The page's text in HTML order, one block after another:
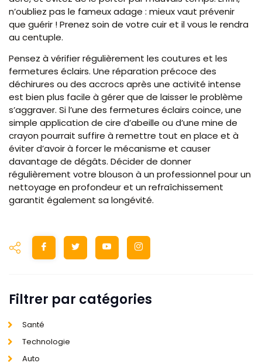
n’oubliez pas le fameux adage : mieux vaut prévenir
que guérir ! Prenez soin de votre cuir et il vous le rendra
au centuple.
Pensez à vérifier régulièrement les coutures et les
fermetures éclairs. Une réparation précoce des
déchirures ou des accrocs après une activité intense
est bien plus facile à gérer que de laisser le problème
s’aggraver. Si l’une des fermetures éclairs coince, une
simple application de cire d’abeille ou d’une mine de
crayon pourrait suffire à remettre tout en place et à
éviter d’avoir à forcer le mécanisme et causer
davantage de dégâts. Décider de donner
régulièrement votre blouson à un professionnel pour un
nettoyage en profondeur et un refraîchissement
garantit également sa longévité.
Filtrer par catégories
Santé
Technologie
Auto